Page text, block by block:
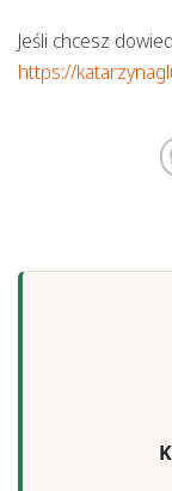
Jeśli chcesz
https://